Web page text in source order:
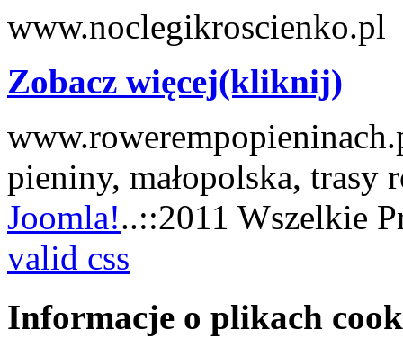
www.noclegikroscienko.pl
Zobacz więcej(kliknij)
pieniny, małopolska, trasy
Joomla!..::2011 Wszelkie
valid css
Informacje o plikach